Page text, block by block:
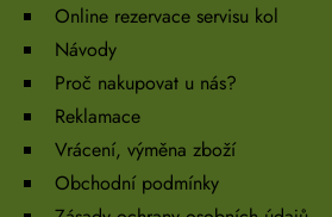
Online rezervace servisu kol
Návody
Proč nakupovat u nás?
Reklamace
Vrácení, výměna zboží
Obchodní podmínky